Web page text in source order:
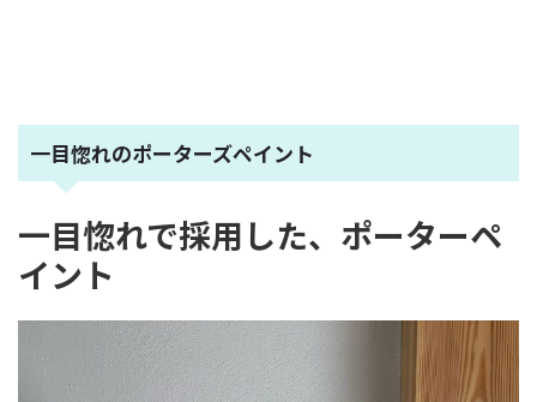
一目惚れのポーターズペイント
一目惚れで採用した、ポーターペ
イント